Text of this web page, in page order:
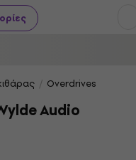
Overdrives
Audio